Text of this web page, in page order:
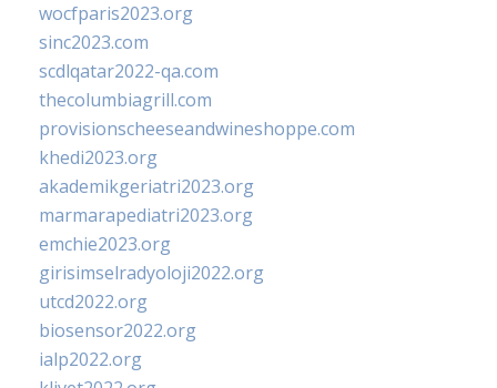
wocfparis2023.org
sinc2023.com
scdlqatar2022-qa.com
thecolumbiagrill.com
provisionscheeseandwineshoppe.com
khedi2023.org
akademikgeriatri2023.org
marmarapediatri2023.org
emchie2023.org
girisimselradyoloji2022.org
utcd2022.org
biosensor2022.org
ialp2022.org